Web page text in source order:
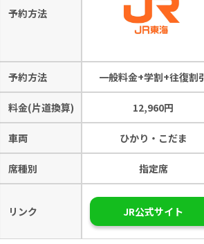
予約方法
予約方法 一般料金+学割+往復割
料金(片道換算) 12,960円
車両 ひかり・こだま
席種別 指定席
リンク JR公式サイト